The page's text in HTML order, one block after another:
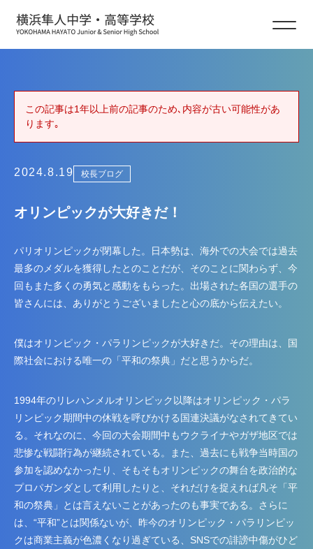
校長ブログ
この記事は1年以上前の記事のため､内容が古い可能性があ
ります｡
2024.8.19 校長ブログ
オリンピックが大好きだ！
パリオリンピックが閉幕した。日本勢は、海外での大会では過去
最多のメダルを獲得したとのことだが、そのことに関わらず、今
回もまた多くの勇気と感動をもらった。出場された各国の選手の
皆さんには、ありがとうございましたと心の底から伝えたい。
僕はオリンピック・パラリンピックが大好きだ。その理由は、国
際社会における唯一の「平和の祭典」だと思うからだ。
1994年のリレハンメルオリンピック以降はオリンピック・パラ
リンピック期間中の休戦を呼びかける国連決議がなされてきてい
る。それなのに、今回の大会期間中もウクライナやガザ地区では
悲惨な戦闘行為が継続されている。また、過去にも戦争当時国の
参加を認めなかったり、そもそもオリンピックの舞台を政治的な
プロパガンダとして利用したりと、それだけを捉えれば凡そ「平
和の祭典」とは言えないことがあったのも事実である。さらに
は、“平和”とは関係ないが、昨今のオリンピック・パラリンピッ
クは商業主義が色濃くなり過ぎている、SNSでの誹謗中傷がひど